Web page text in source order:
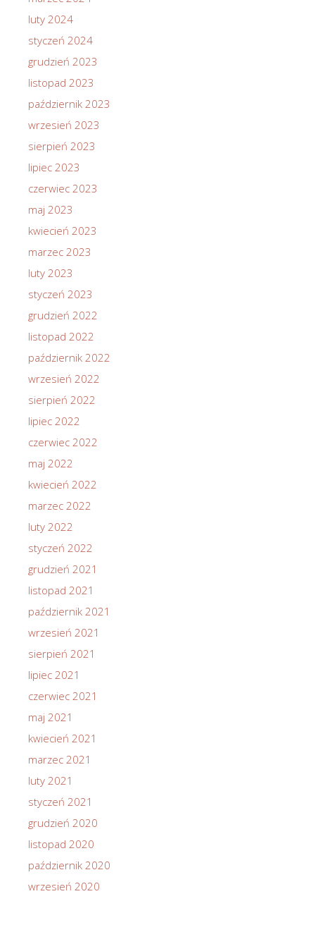
luty 2024
styczeń 2024
grudzień 2023
listopad 2023
październik 2023
wrzesień 2023
sierpień 2023
lipiec 2023
czerwiec 2023
maj 2023
kwiecień 2023
marzec 2023
luty 2023
styczeń 2023
grudzień 2022
listopad 2022
październik 2022
wrzesień 2022
sierpień 2022
lipiec 2022
czerwiec 2022
maj 2022
kwiecień 2022
marzec 2022
luty 2022
styczeń 2022
grudzień 2021
listopad 2021
październik 2021
wrzesień 2021
sierpień 2021
lipiec 2021
czerwiec 2021
maj 2021
kwiecień 2021
marzec 2021
luty 2021
styczeń 2021
grudzień 2020
listopad 2020
październik 2020
wrzesień 2020